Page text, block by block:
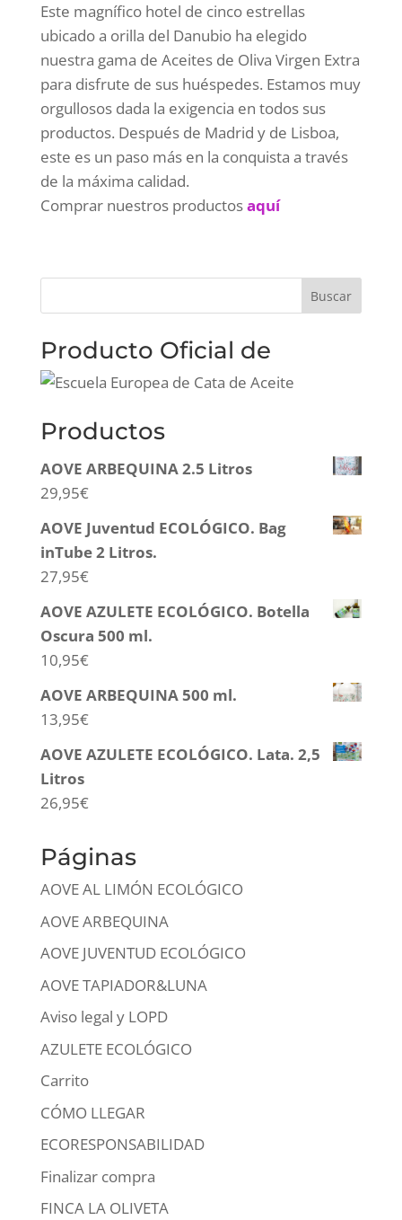
Este magnífico hotel de cinco estrellas
ubicado a orilla del Danubio ha elegido
nuestra gama de Aceites de Oliva Virgen Extra
para disfrute de sus huéspedes. Estamos muy
orgullosos dada la exigencia en todos sus
productos. Después de Madrid y de Lisboa,
este es un paso más en la conquista a través
de la máxima calidad.
Comprar nuestros productosaquí
Producto Oficial de
Productos
AOVE ARBEQUINA 2.5 Litros
29,95€
AOVE Juventud ECOLÓGICO. Bag
inTube 2 Litros.
27,95€
AOVE AZULETE ECOLÓGICO. Botella
Oscura 500 ml.
10,95€
AOVE ARBEQUINA 500 ml.
13,95€
AOVE AZULETE ECOLÓGICO. Lata. 2,5
Litros
26,95€
Páginas
AOVE AL LIMÓN ECOLÓGICO
AOVE ARBEQUINA
AOVE JUVENTUD ECOLÓGICO
AOVE TAPIADOR&LUNA
Aviso legal y LOPD
AZULETE ECOLÓGICO
Carrito
CÓMO LLEGAR
ECORESPONSABILIDAD
Finalizar compra
FINCA LA OLIVETA